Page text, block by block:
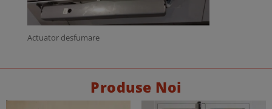
Actuator desfumare
Produse Noi